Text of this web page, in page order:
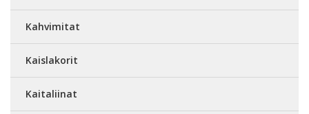
Kahvimitat
Kaislakorit
Kaitaliinat